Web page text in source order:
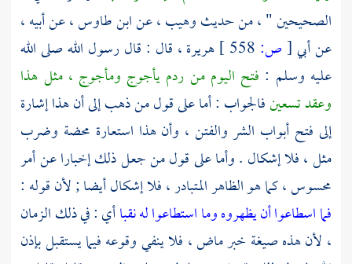
الصحيحين " ، من حديثوهيب ،عنابن طاوس، عن أبيه ،
عنأبي[ص: هريرة، قال : قال رسول الله صلى الله
عليه وسلم : فتح اليوم من ردم يأجوج ومأجوج ، مثل هذا
وعقد تسعينفالجواب : أما على قول من ذهب إلى أن هذا إشارة
إلى فتح أبواب الشر والفتن ، وأن هذا استعارة محضة وضرب
مثل ، فلا إشكال . وأما على قول من جعل ذلك إخبارا عن أمر
محسوس ، كما هو الظاهر المتبادر ، فلا إشكال أيضا ; لأن قوله :
فما اسطاعوا أن يظهروه وما استطاعوا له نقباأي : في ذلك الزمان
، لأن هذه صيغة خبر ماض ، فلا ينفي وقوعه فيما يستقبل بإذن